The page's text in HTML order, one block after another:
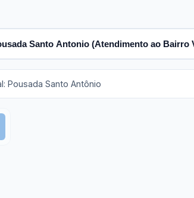
Pousada Santo Antônio